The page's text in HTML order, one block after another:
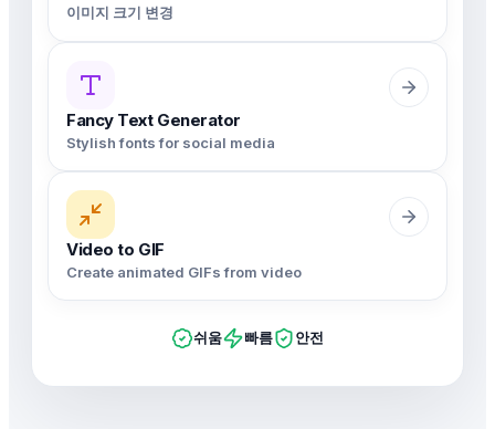
이미지 크기 변경
Fancy Text Generator
Stylish fonts for social media
Video to GIF
Create animated GIFs from video
쉬움 빠름 안전